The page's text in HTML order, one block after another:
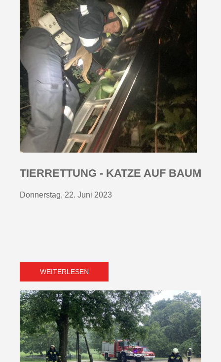
TIERRETTUNG - KATZE AUF BAUM
Donnerstag, 22. Juni 2023
WEITERLESEN